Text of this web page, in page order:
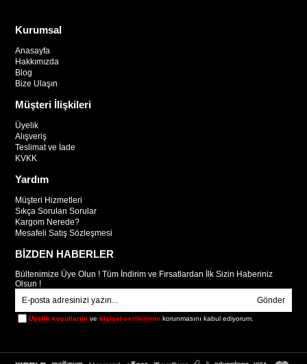
Kurumsal
Anasayfa
Hakkımızda
Blog
Bize Ulaşın
Müşteri İlişkileri
Üyelik
Alışveriş
Teslimat ve İade
KVKK
Yardım
Müşteri Hizmetleri
Sıkça Sorulan Sorular
Kargom Nerede?
Mesafeli Satış Sözleşmesi
BİZDEN HABERLER
Bültenimize Üye Olun ! Tüm İndirim ve Fırsatlardan İlk Sizin Haberiniz
Olsun !
Gönder
Üyelik koşullarını vekişisel verilerimin korunmasını kabul ediyorum.